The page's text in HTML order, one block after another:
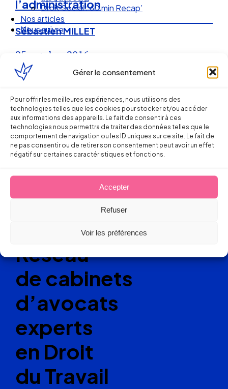
Gérer le consentement
Pour offrir les meilleures expériences, nous utilisons des
technologies telles que les cookies pour stocker et/ou accéder
aux informations des appareils. Le fait de consentir à ces
technologies nous permettra de traiter des données telles que le
comportement de navigation ou les ID uniques sur ce site. Le fait de
ne pas consentir ou de retirer son consentement peut avoir un effet
négatif sur certaines caractéristiques et fonctions.
Accepter
Refuser
Voir les préférences
Droit Social : 60 min Recap’
Nos articles
Nous suivre
l’administration
Sébastien MILLET
25 octobre 2016
Ellipse Avocats
Réseau
de cabinets
d’avocats
experts
en Droit
du Travail